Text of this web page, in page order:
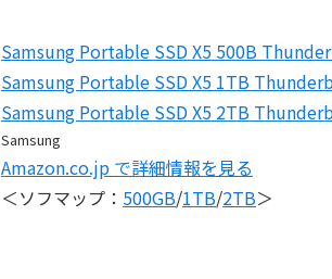
Samsung Portable SSD X5 500B
Samsung Portable SSD X5 1TB
Samsung Portable SSD X5 2TB
Samsung
Amazon.co.jp で詳細情報を見る
＜ソフマップ： 500GB/1TB/2TB＞